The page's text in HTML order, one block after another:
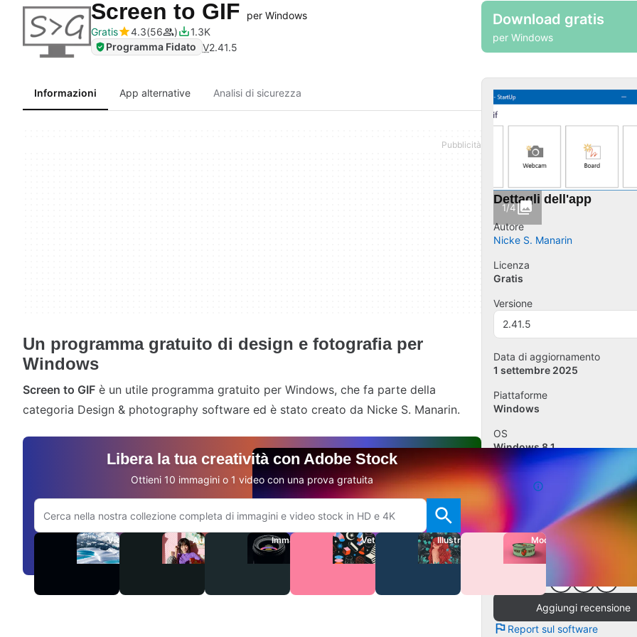
Screen to GIF
per Windows
Gratis
4.3 56
1.3K
Programma Fidato V2.41.5
Download gratis
per Windows
Informazioni App alternative Analisi di sicurezza
Un programma gratuito di design e fotografia per
Windows
Screen to GIF è un utile programma gratuito per Windows, che fa parte della
categoria Design & photography software ed è stato creato da Nicke S. Manarin.
Libera la tua creatività con Adobe Stock
Ottieni 10 immagini o 1 video con una prova gratuita
Cerca sul sito Adobe.com
Video Audio Immagini Vettori Illustrazioni Modelli
1/4
Dettagli dell'app
Autore
Nicke S. Manarin
Licenza
Gratis
Versione
2.41.5
Data di aggiornamento
1 settembre 2025
Piattaforme
Windows
OS
Windows 8.1
Lingua
Italiano
Dimensione
69.15 MB
Aggiungi recensione
Report sul software